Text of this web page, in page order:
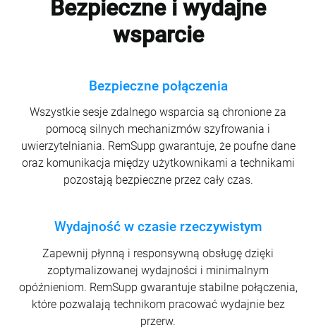
Bezpieczne i wydajne
wsparcie
Bezpieczne połączenia
Wszystkie sesje zdalnego wsparcia są chronione za
pomocą silnych mechanizmów szyfrowania i
uwierzytelniania. RemSupp gwarantuje, że poufne dane
oraz komunikacja między użytkownikami a technikami
pozostają bezpieczne przez cały czas.
Wydajność w czasie rzeczywistym
Zapewnij płynną i responsywną obsługę dzięki
zoptymalizowanej wydajności i minimalnym
opóźnieniom. RemSupp gwarantuje stabilne połączenia,
które pozwalają technikom pracować wydajnie bez
przerw.